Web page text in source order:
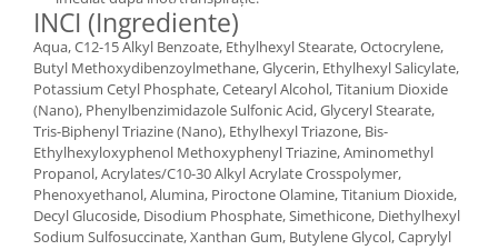
INCI (Ingrediente)
Aqua, C12-15 Alkyl Benzoate, Ethylhexyl Stearate, Octocrylene,
Butyl Methoxydibenzoylmethane, Glycerin, Ethylhexyl Salicylate,
Potassium Cetyl Phosphate, Cetearyl Alcohol, Titanium Dioxide
(Nano), Phenylbenzimidazole Sulfonic Acid, Glyceryl Stearate,
Tris-Biphenyl Triazine (Nano), Ethylhexyl Triazone, Bis-
Ethylhexyloxyphenol Methoxyphenyl Triazine, Aminomethyl
Propanol, Acrylates/C10-30 Alkyl Acrylate Crosspolymer,
Phenoxyethanol, Alumina, Piroctone Olamine, Titanium Dioxide,
Decyl Glucoside, Disodium Phosphate, Simethicone, Diethylhexyl
Sodium Sulfosuccinate, Xanthan Gum, Butylene Glycol, Caprylyl